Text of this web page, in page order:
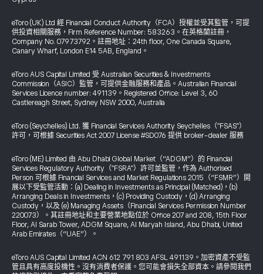
eToro (UK) Ltd 經 Financial Conduct Authority（FCA）授權並受其監管，可提
供投資相關服務，Firm Reference Number: 583263。在英格蘭註冊，
Company No. 07973792。註冊地址：24th floor, One Canada Square,
Canary Wharf, London E14 5AB, England。
eToro AUS Capital Limited 受 Australian Securities & Investments
Commission（ASIC）監管，可提供金融服務和產品。Australian Financial
Services Licence number: 491139。Registered Office: Level 3, 60
Castlereagh Street, Sydney NSW 2000, Australia
eToro (Seychelles) Ltd. 獲 Financial Services Authority Seychelles（"FSAS"）
許可，可根據 Securities Act 2007 License #SD076 提供 broker-dealer 服務
eToro (ME) Limited 由 Abu Dhabi Global Market（“ADGM”）的 Financial
Services Regulatory Authority（"FSRA"）許可並監管，作為 Authorised
Person 可根據 Financial Services and Market Regulations 2015（“FSMR”）開
展以下受監管活動：(a) Dealing in Investments as Principal (Matched)，(b)
Arranging Deals in Investments，(c) Providing Custody，(d) Arranging
Custody，以及 (e) Managing Assets（Financial Services Permission Number
220073）。其註冊地址和主要營業地點位於 Office 207 and 208, 15th Floor
Floor, Al Sarab Tower, ADGM Square, Al Maryah Island, Abu Dhabi, United
Arab Emirates（“UAE”）。
eToro AUS Capital Limited ACN 612 791 803 AFSL 491139。加密資產不受監
管且具有高度投機性。沒有消費者保護。您可能會損失全部資本。請參閱我們